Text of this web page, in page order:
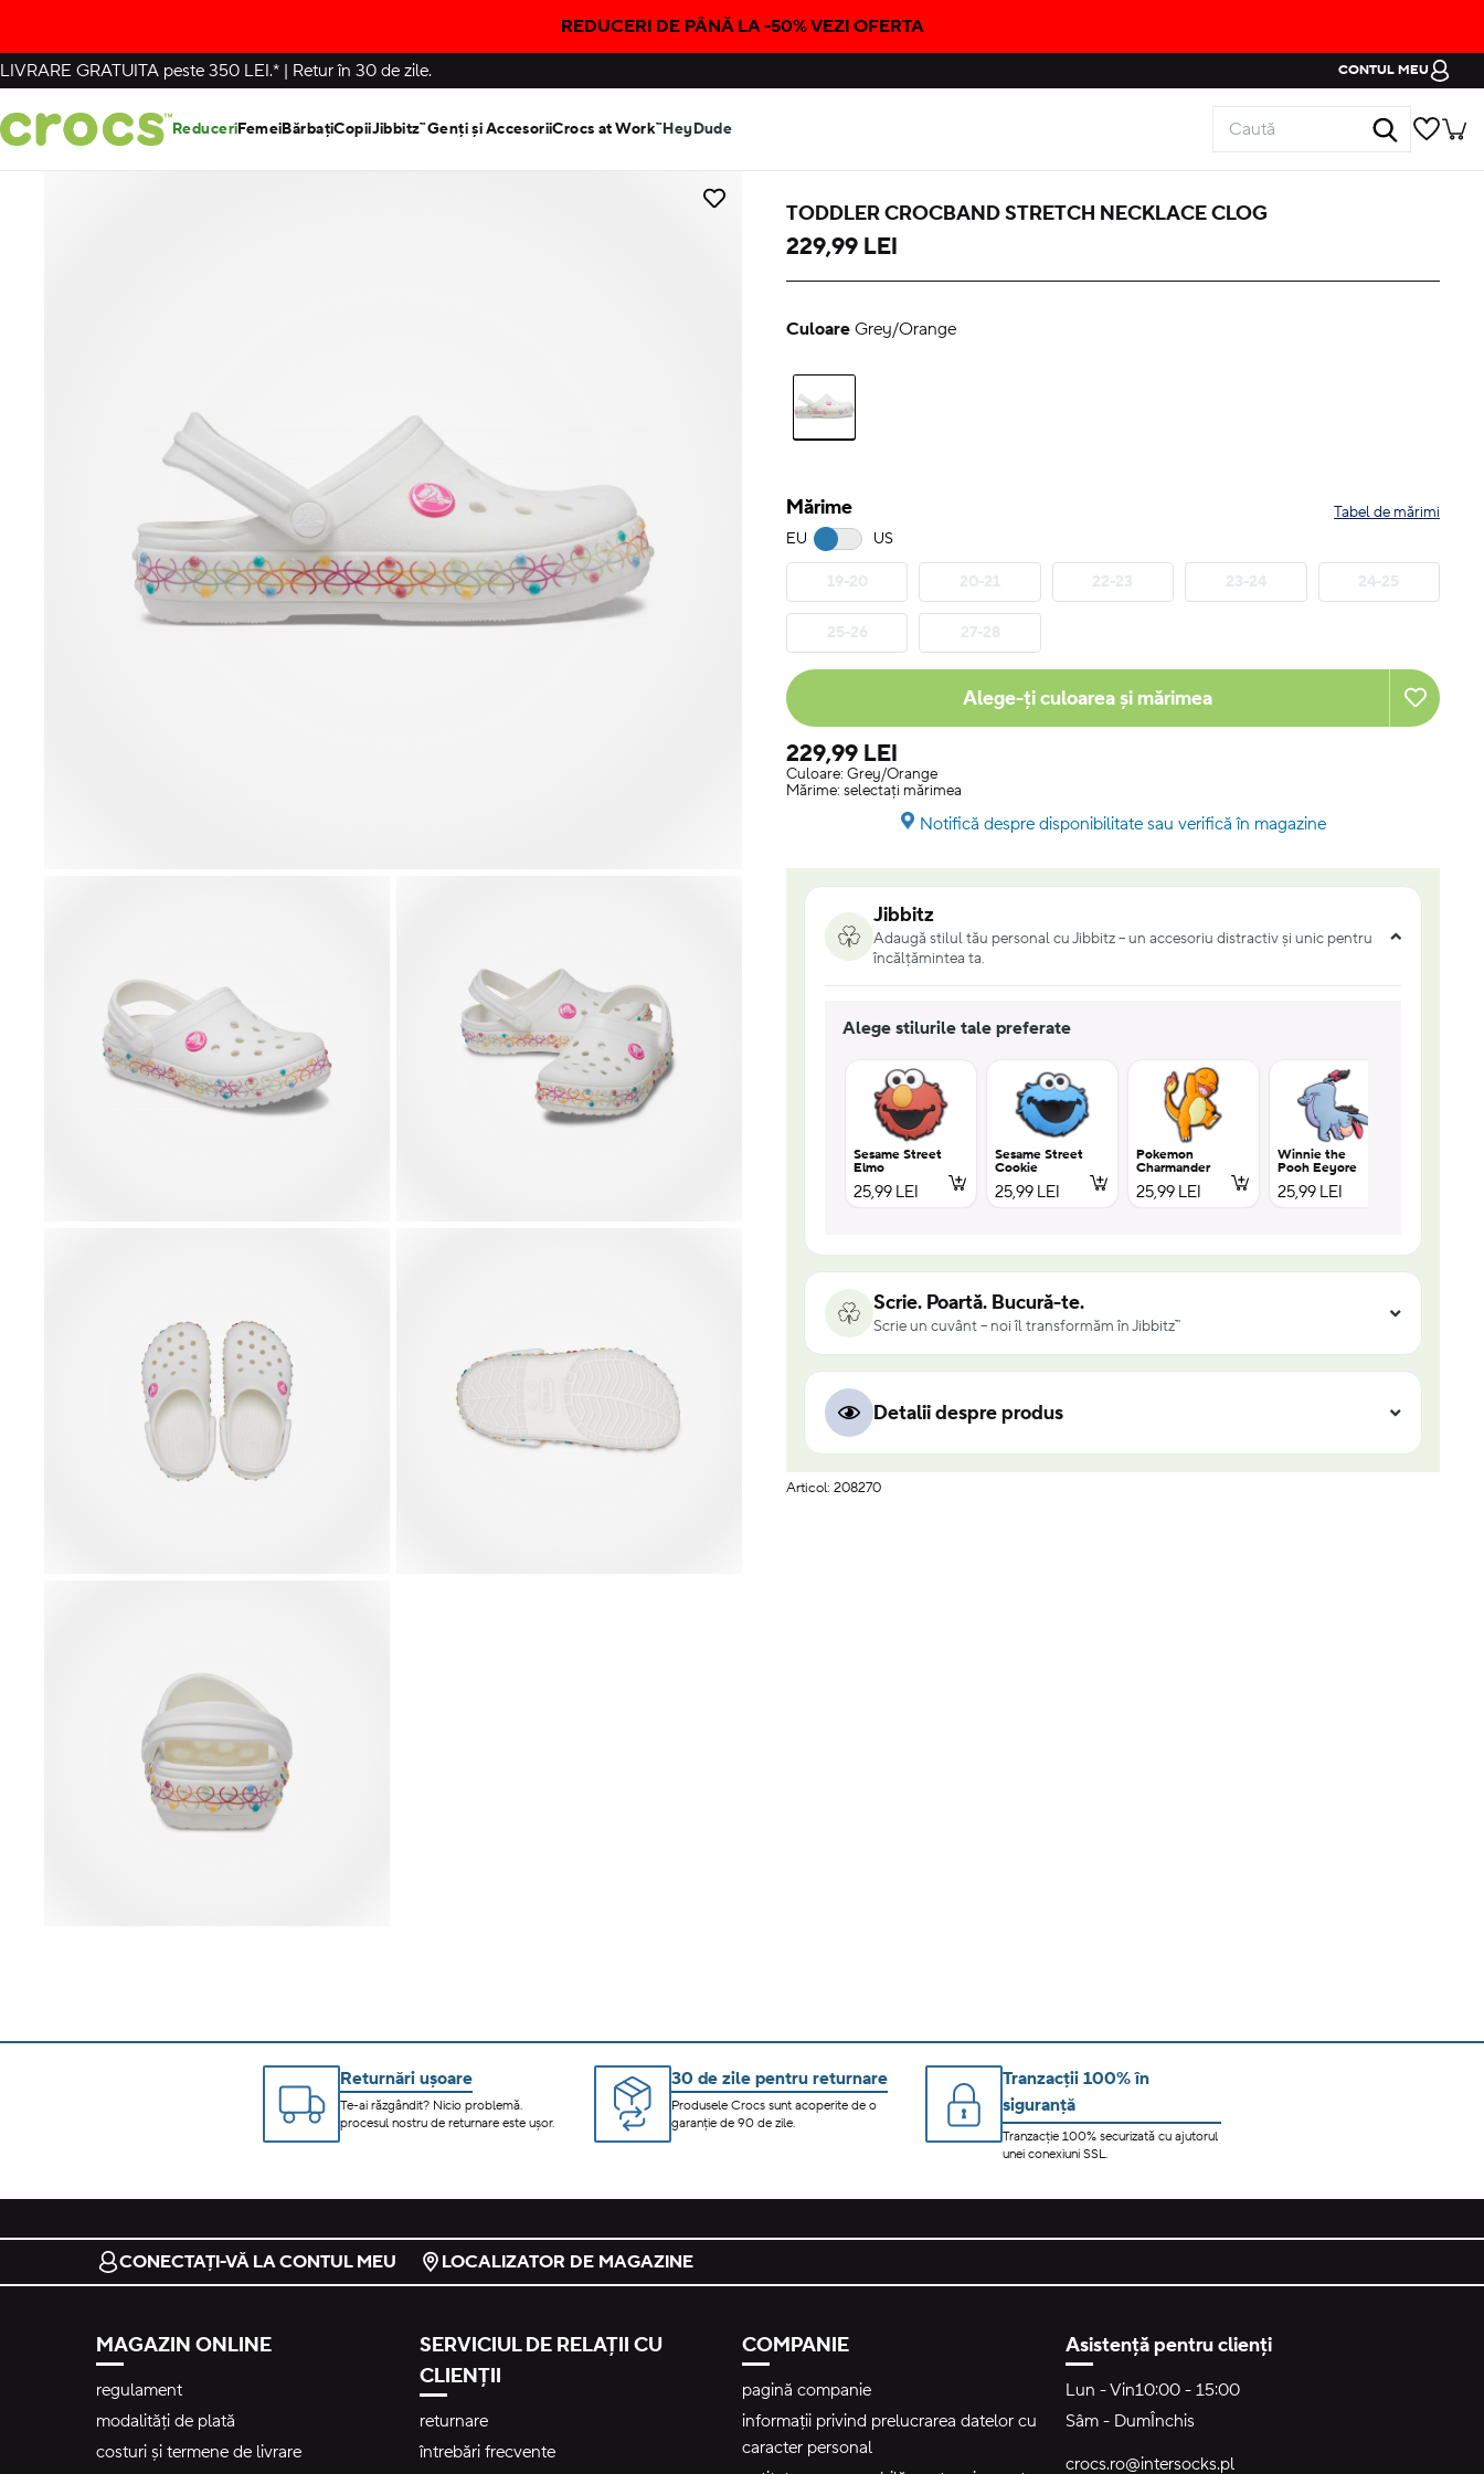
REDUCERI DE PÂNĂ LA -50% VEZI OFERTA
LIVRARE GRATUITA peste 350 LEI.* | Retur în 30 de zile. CONTUL MEU
ReduceriFemeiBărbațiCopiiJibbitz™Genți și AccesoriiCrocs at Work™HeyDude
TODDLER CROCBAND STRETCH NECKLACE CLOG
229,99 LEI
Culoare Grey/Orange
Mărime
EU US
Tabel de mărimi
19-20 20-21 22-23 23-24 24-25
25-26 27-28
Alege-ți culoarea și mărimea
229,99 LEI
Culoare: Grey/Orange
Mărime: selectați mărimea
Notifică despre disponibilitate sau verifică în magazine
Jibbitz
Adaugă stilul tău personal cu Jibbitz – un accesoriu distractiv și unic pentru
încălțămintea ta.
Alege stilurile tale preferate
Sesame Street
Elmo
25,99 LEI
Sesame Street
Cookie
25,99 LEI
Pokemon
Charmander
25,99 LEI
Winnie the
Pooh Eeyore
25,99 LEI
Scrie. Poartă. Bucură-te.
Scrie un cuvânt – noi îl transformăm în Jibbitz™
Detalii despre produs
Articol: 208270
Returnări ușoare
Te-ai răzgândit? Nicio problemă.
procesul nostru de returnare este ușor.
30 de zile pentru returnare
Produsele Crocs sunt acoperite de o
garanție de 90 de zile.
Tranzacții 100% în
siguranță
Tranzacție 100% securizată cu ajutorul
unei conexiuni SSL.
CONECTAȚI-VĂ LA CONTUL MEU LOCALIZATOR DE MAGAZINE
MAGAZIN ONLINE
regulament
modalități de plată
costuri și termene de livrare
SERVICIUL DE RELAȚII CU
CLIENȚII
returnare
întrebări frecvente
COMPANIE
pagină companie
informații privind prelucrarea datelor cu
caracter personal
Asistență pentru clienți
Lun - Vin10:00 - 15:00
Sâm - DumÎnchis
crocs.ro@intersocks.pl